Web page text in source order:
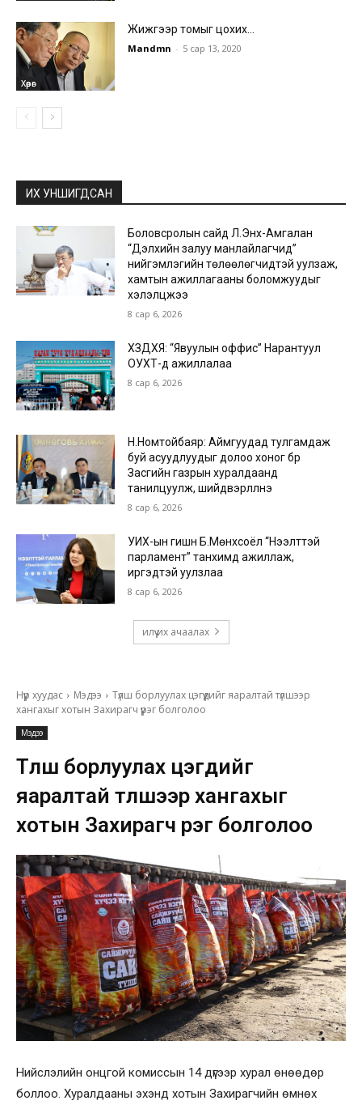
Хөрөг
Жижгээр томыг цохих…
Mandmn - 5 сар 13, 2020
ИХ УНШИГДСАН
Боловсролын сайд Л.Энх-Амгалан
“Дэлхийн залуу манлайлагчид”
нийгэмлэгийн төлөөлөгчидтэй уулзаж,
хамтын ажиллагааны боломжуудыг
хэлэлцжээ
8 сар 6, 2026
ХЗДХЯ: “Явуулын оффис” Нарантуул
ОУХТ-д ажиллалаа
8 сар 6, 2026
Н.Номтойбаяр: Аймгуудад тулгамдаж
буй асуудлуудыг долоо хоног бүр
Засгийн газрын хуралдаанд
танилцуулж, шийдвэрлүүлнэ
8 сар 6, 2026
УИХ-ын гишүүн Б.Мөнхсоёл “Нээлттэй
парламент” танхимд ажиллаж,
иргэдтэй уулзлаа
8 сар 6, 2026
илүү их ачаалах